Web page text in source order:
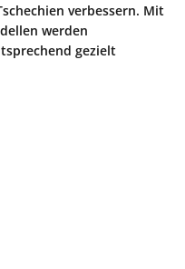
verbessern. Mit
werden
gezielt